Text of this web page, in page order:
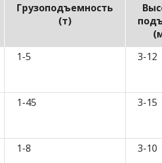
Грузоподъемность
(т)
1-5 3-12
1-45 3-15
1-8 3-10